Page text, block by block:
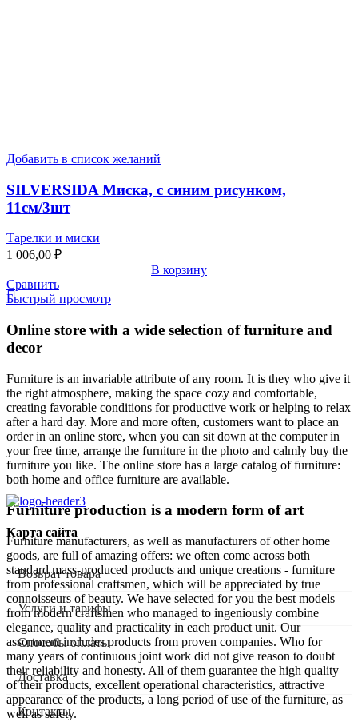
Добавить в список желаний
SILVERSIDA Миска, с синим рисунком,
11см/3шт
Тарелки и миски
1 006,00 ₽
В корзину
Сравнить
Быстрый просмотр
Online store with a wide selection of furniture and
decor
Furniture is an invariable attribute of any room. It is they who give it
the right atmosphere, making the space cozy and comfortable,
creating favorable conditions for productive work or helping to relax
after a hard day. More and more often, customers want to place an
order in an online store, when you can sit down at the computer in
your free time, arrange the furniture in the photo and calmly buy the
furniture you like. The online store has a large catalog of furniture:
both home and office furniture are available.
Furniture production is a modern form of art
Furniture manufacturers, as well as manufacturers of other home
goods, are full of amazing offers: we often come across both
standard mass-produced products and unique creations - furniture
from professional craftsmen, which will be appreciated by true
connoisseurs of beauty. We have selected for you the best models
from modern craftsmen who managed to ingeniously combine
elegance, quality and practicality in each product unit. Our
assortment includes products from proven companies. Who for
many years of continuous joint work did not give reason to doubt
their reliability and honesty. All of them guarantee the high quality
of their products, excellent operational characteristics, attractive
appearance of the products, a long period of use of the furniture, as
well as safety.
Карта сайта
Возврат товара
Услуги и тарифы
Способы оплаты
Доставка
Контакты